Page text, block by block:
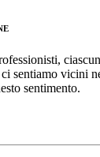
sentiamo vicini
sentimento.